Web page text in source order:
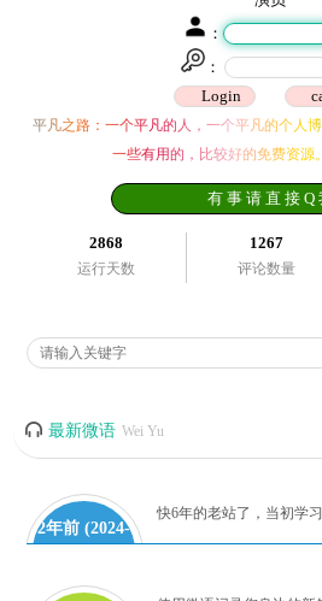
：
：
平凡之路：一个平凡的人，一个平凡的个人
一些有用的，比较好的免费资源。
有 事 请 直 接 Q
2868
运行天数
1267
评论数量
最新微语 Wei Yu
2年前 (2024-
06-28)